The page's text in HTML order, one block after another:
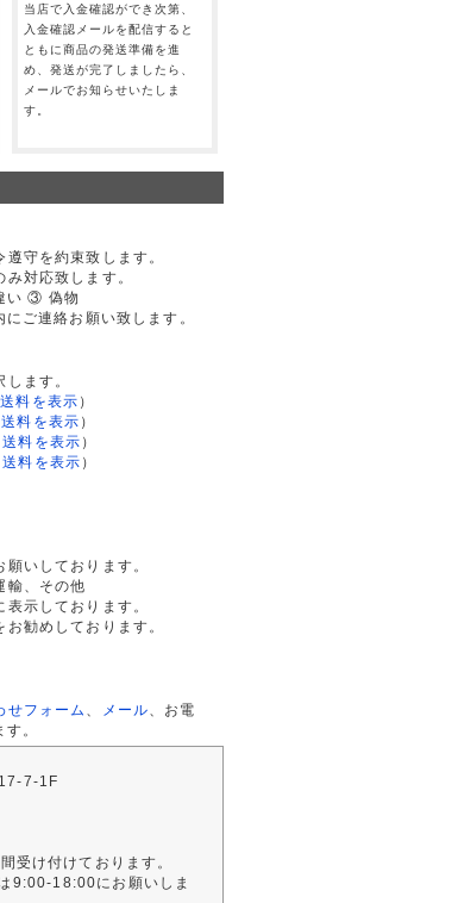
当店で入金確認ができ次第、
入金確認メールを配信すると
ともに商品の発送準備を進
め、発送が完了しましたら、
メールでお知らせいたしま
す。
守を約束致します。
対応致します。
い ③ 偽物
ご連絡お願い致します。
ます。
送料を表示 ）
送料を表示 ）
送料を表示 ）
送料を表示 ）
いしております。
輸、その他
示しております。
勧めしております。
せフォーム メール 、お電
。
7-1F
受け付けております。
9:00-18:00にお願いしま